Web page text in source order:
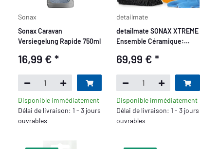
Sonax
Sonax Caravan
Versiegelung Rapide 750ml
16,99 €*
Disponible immédiatement
Délai de livraison: 1 - 3 jours
ouvrables
detailmate
detailmate SONAX XTREME
Ensemble Céramique:
SONAX 750ml + Spray de
+ Shampooing Actif
Céramique 500ml +
Microfibres
69,99 € *
Disponible immédiatement
Délai de livraison: 1 - 3 jours
ouvrables